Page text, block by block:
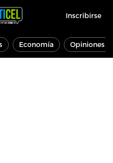
Inscribirse
Economía Opiniones